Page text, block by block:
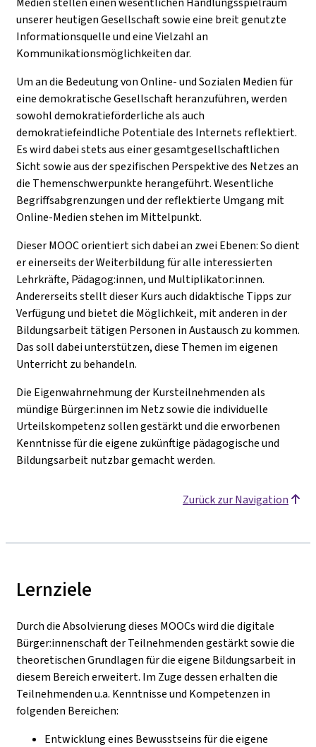
unserer heutigen Gesellschaft sowie eine breit genutzte
Informationsquelle und eine Vielzahl an
Kommunikationsmöglichkeiten dar.
Um an die Bedeutung von Online- und Sozialen Medien für
eine demokratische Gesellschaft heranzuführen, werden
sowohl demokratieförderliche als auch
demokratiefeindliche Potentiale des Internets reflektiert.
Es wird dabei stets aus einer gesamtgesellschaftlichen
Sicht sowie aus der spezifischen Perspektive des Netzes an
die Themenschwerpunkte herangeführt. Wesentliche
Begriffsabgrenzungen und der reflektierte Umgang mit
Online-Medien stehen im Mittelpunkt.
Dieser MOOC orientiert sich dabei an zwei Ebenen: So dient
er einerseits der Weiterbildung für alle interessierten
Lehrkräfte, Pädagog:innen, und Multiplikator:innen.
Andererseits stellt dieser Kurs auch didaktische Tipps zur
Verfügung und bietet die Möglichkeit, mit anderen in der
Bildungsarbeit tätigen Personen in Austausch zu kommen.
Das soll dabei unterstützen, diese Themen im eigenen
Unterricht zu behandeln.
Die Eigenwahrnehmung der Kursteilnehmenden als
mündige Bürger:innen im Netz sowie die individuelle
Urteilskompetenz sollen gestärkt und die erworbenen
Kenntnisse für die eigene zukünftige pädagogische und
Bildungsarbeit nutzbar gemacht werden.
Zurück zur Navigation
Lernziele
Durch die Absolvierung dieses MOOCs wird die digitale
Bürger:innenschaft der Teilnehmenden gestärkt sowie die
theoretischen Grundlagen für die eigene Bildungsarbeit in
diesem Bereich erweitert. Im Zuge dessen erhalten die
Teilnehmenden u.a. Kenntnisse und Kompetenzen in
folgenden Bereichen:
Entwicklung eines Bewusstseins für die eigene